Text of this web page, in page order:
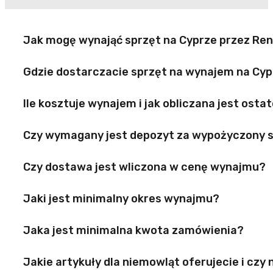
Jak mogę wynająć sprzęt na Cyprze przez
Gdzie dostarczacie sprzęt na wynajem na
Ile kosztuje wynajem i jak obliczana jest
Czy wymagany jest depozyt za wypożyczony
Czy dostawa jest wliczona w cenę wynajmu?
Jaki jest minimalny okres wynajmu?
Jaka jest minimalna kwota zamówienia?
Jakie artykuły dla niemowląt oferujecie i czy